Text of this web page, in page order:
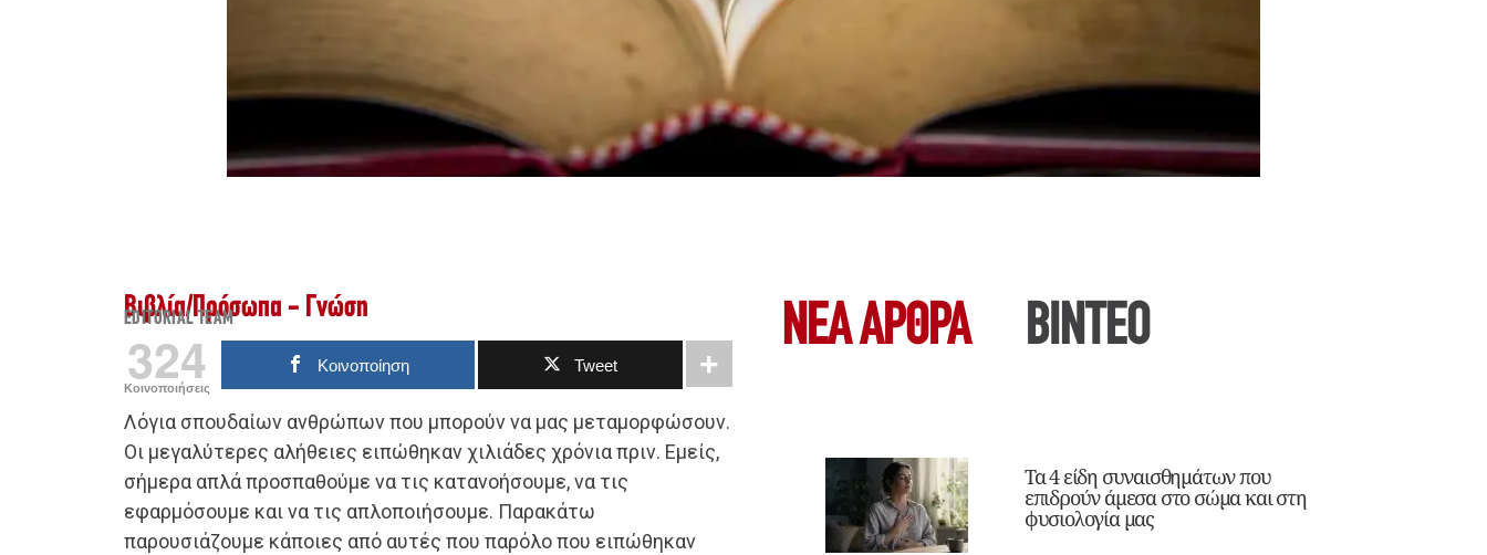
Βιβλία/Πρόσωπα - Γνώση
EDITORIAL TEAM
324
Κοινοποιήσεις
Κοινοποίηση Tweet
Λόγια σπουδαίων ανθρώπων που μπορούν να μας μεταμορφώσουν.
Οι μεγαλύτερες αλήθειες ειπώθηκαν χιλιάδες χρόνια πριν. Εμείς,
σήμερα απλά προσπαθούμε να τις κατανοήσουμε, να τις
εφαρμόσουμε και να τις απλοποιήσουμε. Παρακάτω
παρουσιάζουμε κάποιες από αυτές που παρόλο που ειπώθηκαν
ΝΕΑ ΆΡΘΡΑ ΒΙΝΤΕΟ
Τα 4 είδη συναισθημάτων που
επιδρούν άμεσα στο σώμα και στη
φυσιολογία μας